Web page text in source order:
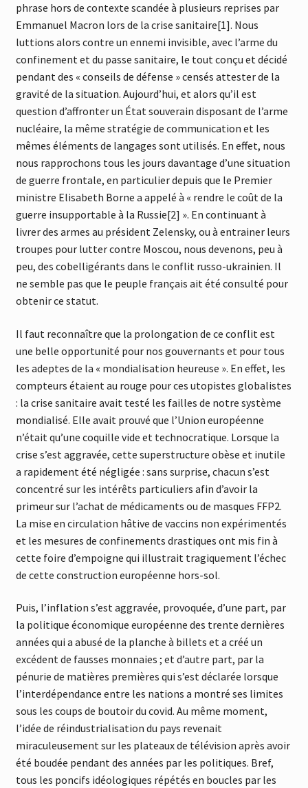
phrase hors de contexte scandée à plusieurs reprises par
Emmanuel Macron lors de la crise sanitaire[1]. Nous
luttions alors contre un ennemi invisible, avec l’arme du
confinement et du passe sanitaire, le tout conçu et décidé
pendant des « conseils de défense » censés attester de la
gravité de la situation. Aujourd’hui, et alors qu’il est
question d’affronter un État souverain disposant de l’arme
nucléaire, la même stratégie de communication et les
mêmes éléments de langages sont utilisés. En effet, nous
nous rapprochons tous les jours davantage d’une situation
de guerre frontale, en particulier depuis que le Premier
ministre Elisabeth Borne a appelé à « rendre le coût de la
guerre insupportable à la Russie[2] ». En continuant à
livrer des armes au président Zelensky, ou à entrainer leurs
troupes pour lutter contre Moscou, nous devenons, peu à
peu, des cobelligérants dans le conflit russo-ukrainien. Il
ne semble pas que le peuple français ait été consulté pour
obtenir ce statut.
Il faut reconnaître que la prolongation de ce conflit est
une belle opportunité pour nos gouvernants et pour tous
les adeptes de la « mondialisation heureuse ». En effet, les
compteurs étaient au rouge pour ces utopistes globalistes
: la crise sanitaire avait testé les failles de notre système
mondialisé. Elle avait prouvé que l’Union européenne
n’était qu’une coquille vide et technocratique. Lorsque la
crise s’est aggravée, cette superstructure obèse et inutile
a rapidement été négligée : sans surprise, chacun s’est
concentré sur les intérêts particuliers afin d’avoir la
primeur sur l’achat de médicaments ou de masques FFP2.
La mise en circulation hâtive de vaccins non expérimentés
et les mesures de confinements drastiques ont mis fin à
cette foire d’empoigne qui illustrait tragiquement l’échec
de cette construction européenne hors-sol.
Puis, l’inflation s’est aggravée, provoquée, d’une part, par
la politique économique européenne des trente dernières
années qui a abusé de la planche à billets et a créé un
excédent de fausses monnaies ; et d’autre part, par la
pénurie de matières premières qui s’est déclarée lorsque
l’interdépendance entre les nations a montré ses limites
sous les coups de boutoir du covid. Au même moment,
l’idée de réindustrialisation du pays revenait
miraculeusement sur les plateaux de télévision après avoir
été boudée pendant des années par les politiques. Bref,
tous les poncifs idéologiques répétés en boucles par les